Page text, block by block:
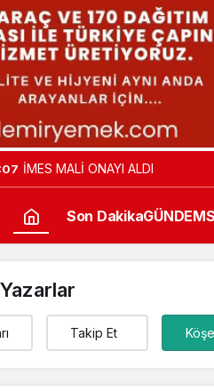
İMES MALİ ONAYI ALDI
Son DakikaGÜNDEM
Takip Et